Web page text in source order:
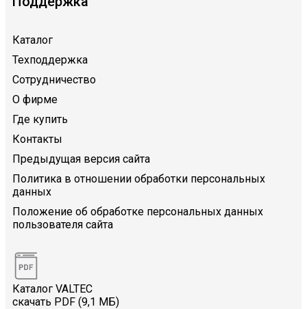
Каталог
Техподдержка
Сотрудничество
О фирме
Где купить
Контакты
Предыдущая версия сайта
Политика в отношении обработки персональных
данных
Положение об обработке персональных данных
пользователя сайта
Каталог VALTEC
скачать PDF (9,1 МБ)